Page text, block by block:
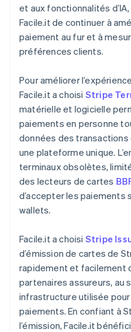
et aux fonctionnalités
Facile.it de continuer à
paiement au fur et à
préférences clients.
Pour améliorer
Facile.it a choisi Stripe
matérielle et logicielle
paiements en personne
données des transactions
une plateforme unique.
terminaux obsolètes,
des lecteurs de cartes
d’accepter les paiements
wallets.
Facile.it a choisi Stripe
d’émission de cartes de
rapidement et facilement
partenaires assureurs, au
infrastructure utilisée
paiements. En confiant à
l’émission, Facile.it